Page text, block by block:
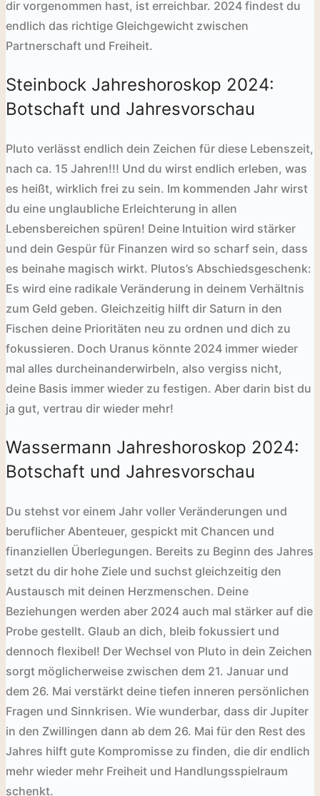
dir vorgenommen hast, ist erreichbar. 2024 findest du
endlich das richtige Gleichgewicht zwischen
Partnerschaft und Freiheit.
Steinbock Jahreshoroskop 2024:
Botschaft und Jahresvorschau
Pluto verlässt endlich dein Zeichen für diese Lebenszeit,
nach ca. 15 Jahren!!! Und du wirst endlich erleben, was
es heißt, wirklich frei zu sein. Im kommenden Jahr wirst
du eine unglaubliche Erleichterung in allen
Lebensbereichen spüren! Deine Intuition wird stärker
und dein Gespür für Finanzen wird so scharf sein, dass
es beinahe magisch wirkt. Plutos’s Abschiedsgeschenk:
Es wird eine radikale Veränderung in deinem Verhältnis
zum Geld geben. Gleichzeitig hilft dir Saturn in den
Fischen deine Prioritäten neu zu ordnen und dich zu
fokussieren. Doch Uranus könnte 2024 immer wieder
mal alles durcheinanderwirbeln, also vergiss nicht,
deine Basis immer wieder zu festigen. Aber darin bist du
ja gut, vertrau dir wieder mehr!
Wassermann Jahreshoroskop 2024:
Botschaft und Jahresvorschau
Du stehst vor einem Jahr voller Veränderungen und
beruflicher Abenteuer, gespickt mit Chancen und
finanziellen Überlegungen. Bereits zu Beginn des Jahres
setzt du dir hohe Ziele und suchst gleichzeitig den
Austausch mit deinen Herzmenschen. Deine
Beziehungen werden aber 2024 auch mal stärker auf die
Probe gestellt. Glaub an dich, bleib fokussiert und
dennoch flexibel! Der Wechsel von Pluto in dein Zeichen
sorgt möglicherweise zwischen dem 21. Januar und
dem 26. Mai verstärkt deine tiefen inneren persönlichen
Fragen und Sinnkrisen. Wie wunderbar, dass dir Jupiter
in den Zwillingen dann ab dem 26. Mai für den Rest des
Jahres hilft gute Kompromisse zu finden, die dir endlich
mehr wieder mehr Freiheit und Handlungsspielraum
schenkt.